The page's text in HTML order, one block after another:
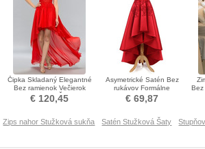
Čipka Skladaný Elegantné
Bez ramienok Večierok
Stužková Šaty
€ 120,45
Asymetrické Satén Bez
rukávov Formálne
Asymetrické Prom Obleko
€ 69,87
Bez
Zips nahor Stužková sukňa Satén Stužková Šaty